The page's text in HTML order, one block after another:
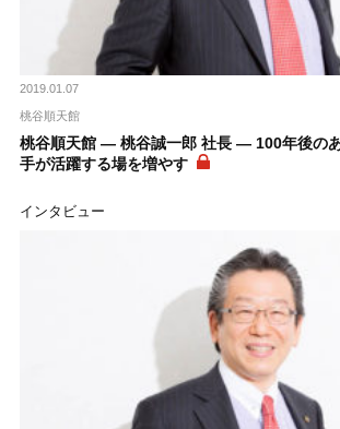
2019.01.07
桃谷順天館
桃谷順天館 ― 桃谷誠一郎 社長 ― 100年後の
手が活躍する場を増やす
インタビュー